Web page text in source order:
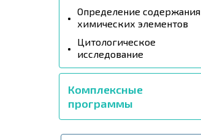
Определение содержания
химических элементов
Цитологическое
исследование
Комплексные
программы